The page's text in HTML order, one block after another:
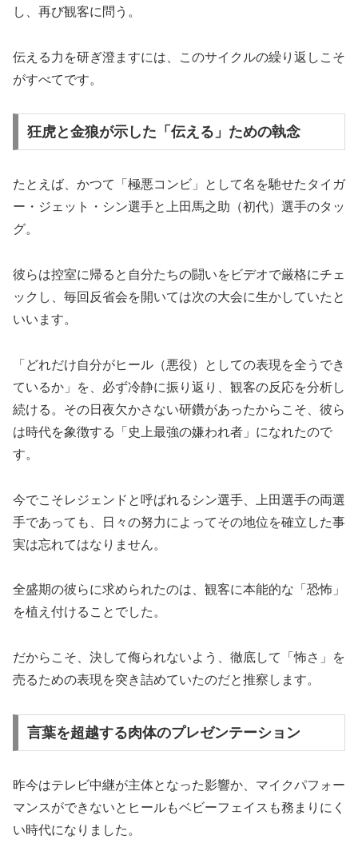
し、再び観客に問う。
伝える力を研ぎ澄ますには、このサイクルの繰り返しこそ
がすべてです。
狂虎と金狼が示した「伝える」ための執念
たとえば、かつて「極悪コンビ」として名を馳せたタイガ
ー・ジェット・シン選手と上田馬之助（初代）選手のタッ
グ。
彼らは控室に帰ると自分たちの闘いをビデオで厳格にチェ
ックし、毎回反省会を開いては次の大会に生かしていたと
いいます。
「どれだけ自分がヒール（悪役）としての表現を全うでき
ているか」を、必ず冷静に振り返り、観客の反応を分析し
続ける。その日夜欠かさない研鑽があったからこそ、彼ら
は時代を象徴する「史上最強の嫌われ者」になれたので
す。
今でこそレジェンドと呼ばれるシン選手、上田選手の両選
手であっても、日々の努力によってその地位を確立した事
実は忘れてはなりません。
全盛期の彼らに求められたのは、観客に本能的な「恐怖」
を植え付けることでした。
だからこそ、決して侮られないよう、徹底して「怖さ」を
売るための表現を突き詰めていたのだと推察します。
言葉を超越する肉体のプレゼンテーション
昨今はテレビ中継が主体となった影響か、マイクパフォー
マンスができないとヒールもベビーフェイスも務まりにく
い時代になりました。